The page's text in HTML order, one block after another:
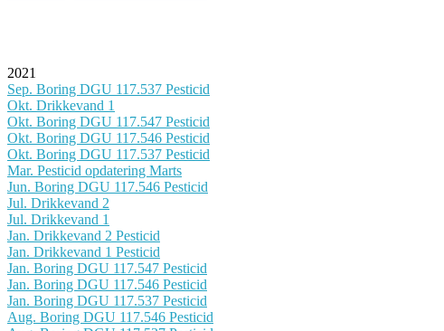
2021
Sep. Boring DGU 117.537 Pesticid
Okt. Drikkevand 1
Okt. Boring DGU 117.547 Pesticid
Okt. Boring DGU 117.546 Pesticid
Okt. Boring DGU 117.537 Pesticid
Mar. Pesticid opdatering Marts
Jun. Boring DGU 117.546 Pesticid
Jul. Drikkevand 2
Jul. Drikkevand 1
Jan. Drikkevand 2 Pesticid
Jan. Drikkevand 1 Pesticid
Jan. Boring DGU 117.547 Pesticid
Jan. Boring DGU 117.546 Pesticid
Jan. Boring DGU 117.537 Pesticid
Aug. Boring DGU 117.546 Pesticid